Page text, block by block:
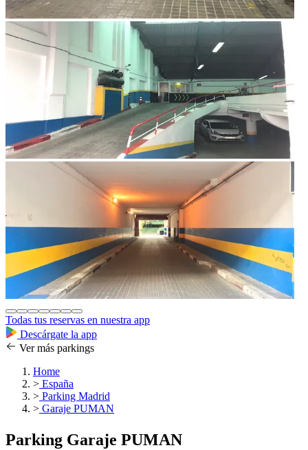
Todas tus reservas en nuestra app
Descárgate la app
Ver más parkings
Home
> España
> Parking Madrid
> Garaje PUMAN
Parking Garaje PUMAN